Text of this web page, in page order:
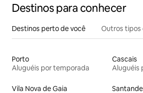
Destinos para conhecer
Destinos perto de você Outros tipos
Porto
Aluguéis por temporada
Cascais
Aluguéis
Vila Nova de Gaia